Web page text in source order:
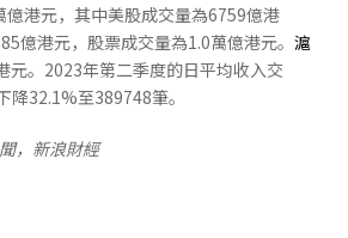
港元，其中美股成交量為6759億港
億港元，股票成交量為1.0萬億港元。 滬
元。2023年第二季度的日平均收入交
降32.1%至389748筆。
，新浪財經